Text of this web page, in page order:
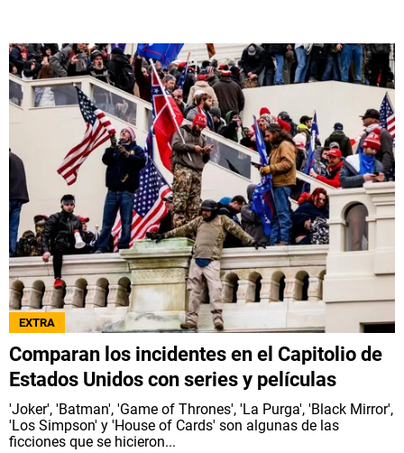
EXTRA
Comparan los incidentes en el Capitolio de
Estados Unidos con series y películas
'Joker', 'Batman', 'Game of Thrones', 'La Purga', 'Black Mirror',
'Los Simpson' y 'House of Cards' son algunas de las
ficciones que se hicieron...